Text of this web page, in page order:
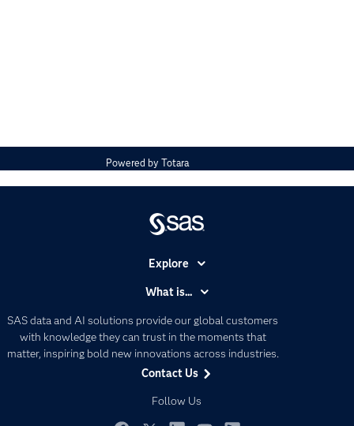
Powered byTotara
SAS data and AI solutions provide our global customers
with knowledge they can trust in the moments that
matter, inspiring bold new innovations across industries.
Contact Us
Follow Us
Explore
Certification
Communities
Company
Data Management
Developers
What is...
Artificial Intelligence
Data Management
Data Science
Generative AI